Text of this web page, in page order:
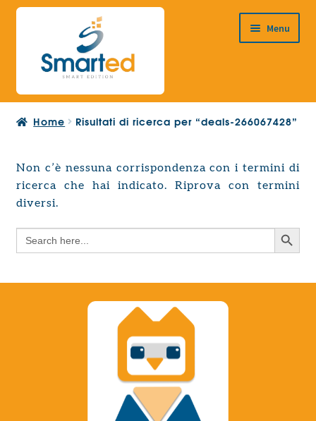
Vai
navigazione
Vai
contenuto
Menu
HOME
PRODOTTI
Espandi
il
child
PROGETTAZIONE EUROPEA
menu
child
Search
Home Risultati di ricerca per “deals-266067428”
Non c’è nessuna corrispondenza con i termini di
ricerca che hai indicato. Riprova con termini
diversi.
Search
for:
Search Button